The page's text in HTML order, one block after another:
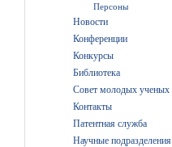
Персоны
Новости
Конференции
Конкурсы
Библиотека
Совет молодых ученых
Контакты
Патентная служба
Научные подразделения